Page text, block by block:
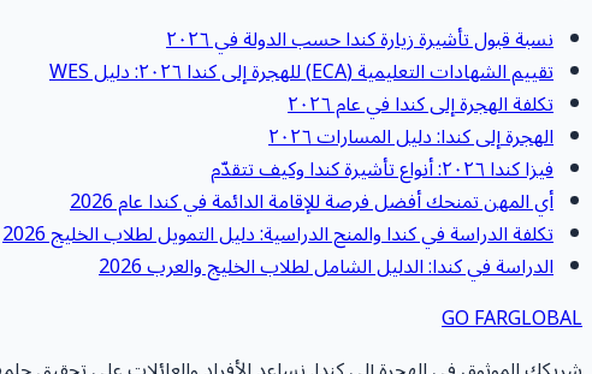
نسبة قبول تأشيرة زيارة كندا حسب الدولة في ٢٠٢٦
تقييم الشهادات التعليمية (ECA) للهجرة إلى كندا ٢٠٢٦: دليل WES
تكلفة الهجرة إلى كندا في عام ٢٠٢٦
الهجرة إلى كندا: دليل المسارات ٢٠٢٦
فيزا كندا ٢٠٢٦: أنواع تأشيرة كندا وكيف تتقدّم
أي المهن تمنحك أفضل فرصة للإقامة الدائمة في كندا عام 2026
تكلفة الدراسة في كندا والمنح الدراسية: دليل التمويل لطلاب الخليج 2026
الدراسة في كندا: الدليل الشامل لطلاب الخليج والعرب 2026
GO FARGLOBAL